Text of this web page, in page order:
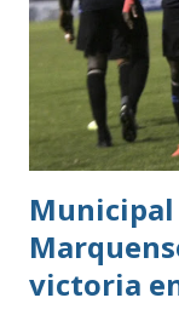
ocasiones de gol.
siendo la
se había
Bicolor a llegar
resultados,
victoria